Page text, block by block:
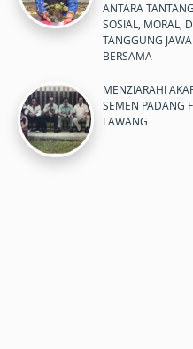
ANTARA
SOSIAL, MORAL,
TANGGUNG
BERSAMA
MENZIARAHI
SEMEN PADANG
LAWANG